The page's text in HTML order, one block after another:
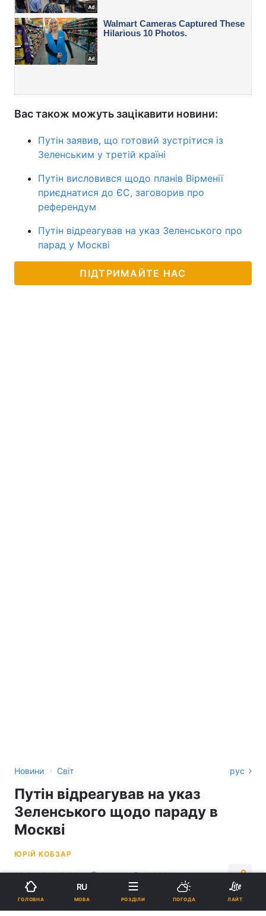
Вас також можуть зацікавити новини:
Путін заявив, що готовий зустрітися із
Зеленським у третій країні
Путін висловився щодо планів Вірменії
приєднатися до ЄС, заговорив про
референдум
Путін відреагував на указ Зеленського про
парад у Москві
ПІДТРИМАЙТЕ НАС
Новини › Світ рус
Путін відреагував на указ
Зеленського щодо параду в
Москві
ЮРІЙ КОБЗАР
22:34, 09.05.26 2 хв. 18832
Підпишіться на нас в Google
ГОЛОВНА
RU
МОВА РОЗДІЛИ ПОГОДА ЛАЙТ